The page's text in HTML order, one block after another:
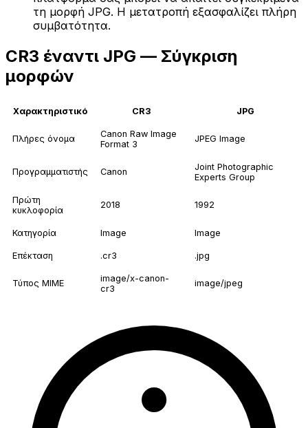
τη μορφή JPG. Η μετατροπή εξασφαλίζει πλήρη
συμβατότητα.
CR3 έναντι JPG — Σύγκριση
μορφών
Χαρακτηριστικό CR3 JPG
Πλήρες όνομα
Canon Raw Image
Format 3
JPEG Image
Προγραμματιστής Canon
Joint Photographic
Experts Group
Πρώτη
κυκλοφορία
2018 1992
Κατηγορία Image Image
Επέκταση .cr3 .jpg
Τύπος MIME
image/x-canon-
cr3
image/jpeg